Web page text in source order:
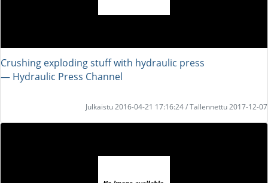
Crushing exploding stuff with hydraulic press
― Hydraulic Press Channel
Julkaistu 2016-04-21 17:16:24 / Tallennettu 2017-12-07